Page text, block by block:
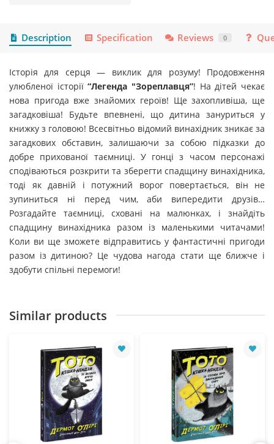
Description Specification Reviews 0
Історія для серця — виклик для розуму! Продовження
улюбленої історії“Легенда "Зореплавця”! На дітей чекає
нова пригода вже знайомих героїв! Ще захопливіша, ще
загадковіша! Будьте впевнені, що дитина зануриться у
книжку з головою! Всесвітньо відомий винахідник зникає за
загадкових обставин, залишаючи за собою підказки до
добре прихованої таємниці. У гонці з часом персонажі
сподіваються розкрити та зберегти спадщину винахідника,
тоді як давній і потужний ворог повертається, він не
зупиниться ні перед чим, аби випередити друзів…
Розгадайте таємниці, сховані на малюнках, і знайдіть
спадщину винахідника разом із маленькими читачами!
Коли ви ще зможете відправитись у фантастичні пригоди
разом із дитиною? Це чудова нагода стати ще ближче і
здобути спільні перемоги!
Similar products